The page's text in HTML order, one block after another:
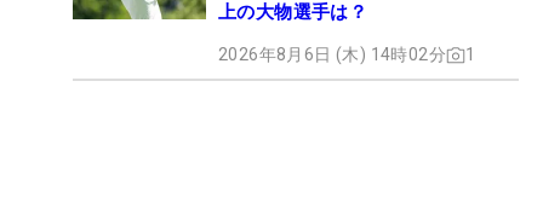
上の大物選手は？
2026年8月6日 (木) 14時02分 1